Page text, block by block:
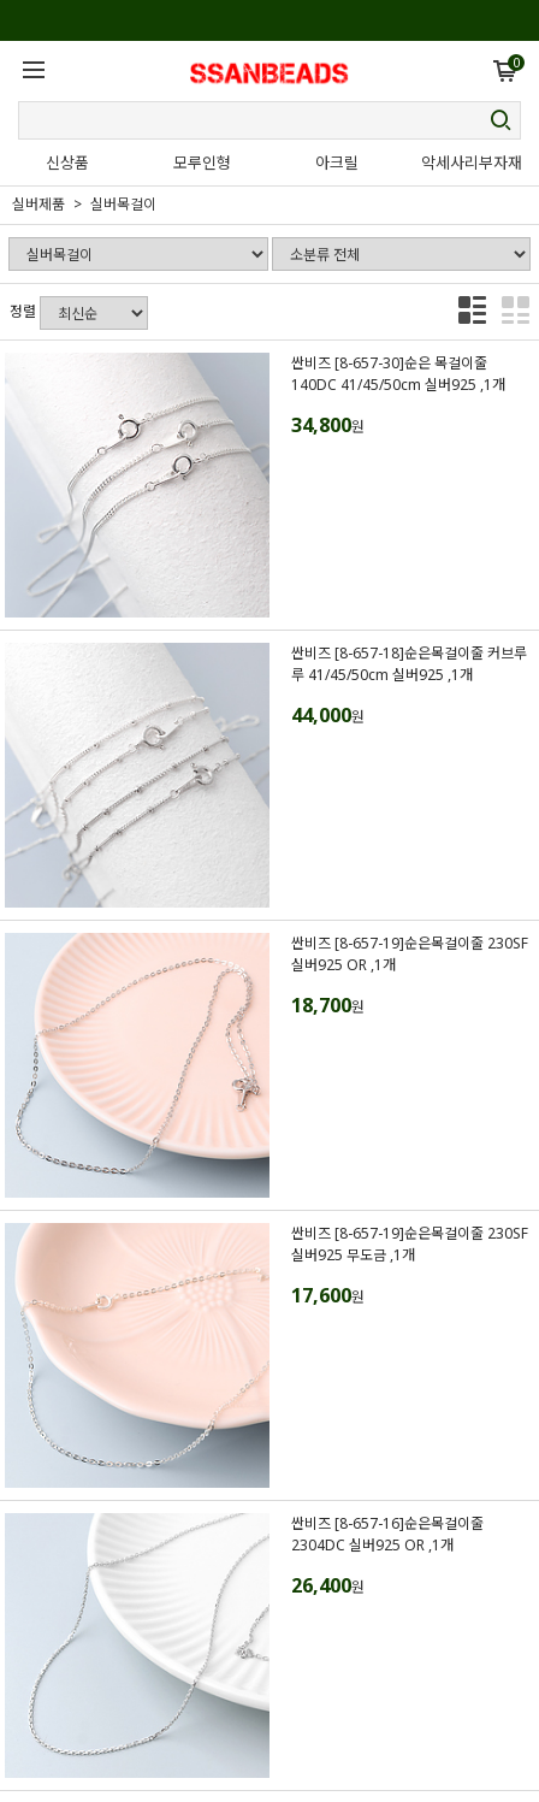
0
신상품 모루인형 아크릴 악세사리부자재
실버제품 실버목걸이
정렬
싼비즈 [8-657-30]순은 목걸이줄
140DC 41/45/50cm 실버925 ,1개
34,800원
싼비즈 [8-657-18]순은목걸이줄 커브루
루 41/45/50cm 실버925 ,1개
44,000원
싼비즈 [8-657-19]순은목걸이줄 230SF
실버925 OR ,1개
18,700원
싼비즈 [8-657-19]순은목걸이줄 230SF
실버925 무도금 ,1개
17,600원
싼비즈 [8-657-16]순은목걸이줄
2304DC 실버925 OR ,1개
26,400원